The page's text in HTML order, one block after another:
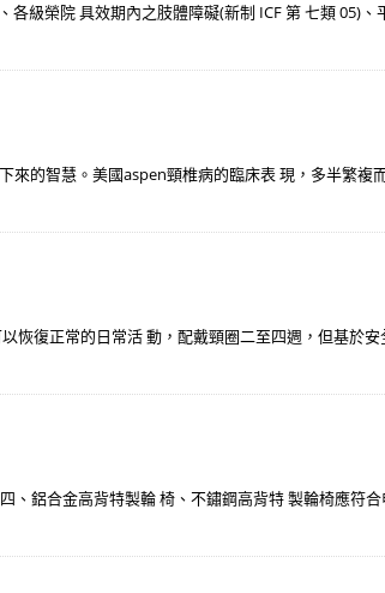
級榮院 具效期內之肢體障礙(新制 ICF 第 七類 05)
來的智慧。美國aspen頸椎病的臨床表 現，多半繁
恢復正常的日常活 動，配戴頸圈二至四週，但基於
、鋁合金高背特製輪 椅、不鏽鋼高背特 製輪椅應符